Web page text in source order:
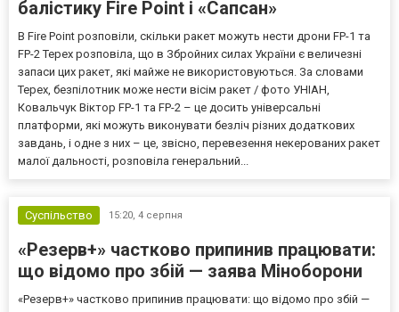
балістику Fire Point і «Сапсан»
В Fire Point розповіли, скільки ракет можуть нести дрони FP-1 та
FP-2 Терех розповіла, що в Збройних силах України є величезні
запаси цих ракет, які майже не використовуються. За словами
Терех, безпілотник може нести вісім ракет / фото УНІАН,
Ковальчук Віктор FP-1 та FP-2 – це досить універсальні
платформи, які можуть виконувати безліч різних додаткових
завдань, і одне з них – це, звісно, перевезення некерованих ракет
малої дальності, розповіла генеральний...
Суспільство 15:20, 4 серпня
«Резерв+» частково припинив працювати:
що відомо про збій — заява Міноборони
«Резерв+» частково припинив працювати: що відомо про збій —